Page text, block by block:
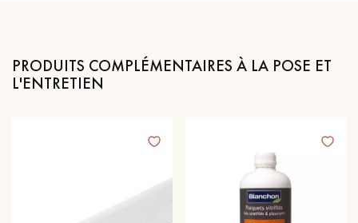
PRODUITS COMPLÉMENTAIRES À LA POSE ET
L'ENTRETIEN